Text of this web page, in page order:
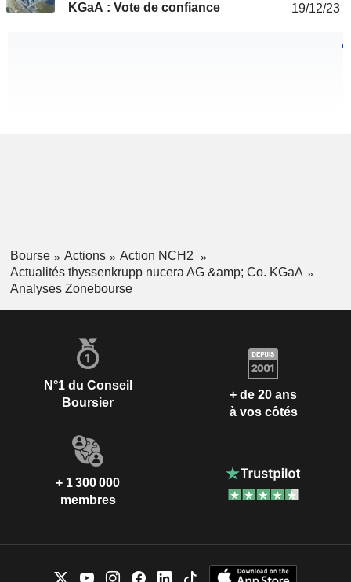
KGaA : Vote de confiance
19/12/23
Bourse Actions
Action NCH2
Actualités thyssenkrupp nucera AG &amp; Co. KGaA
Analyses Zonebourse
N°1 du Conseil
Boursier
+ de 20 ans
à vos côtés
+ 1 300 000
membres